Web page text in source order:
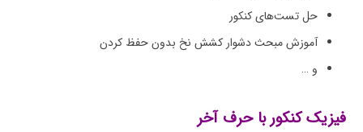
حل تست‌های کنکور
آموزش مبحث دشوار کشش نخ بدون حفظ کردن
و …
فیزیک کنکور با حرف آخر